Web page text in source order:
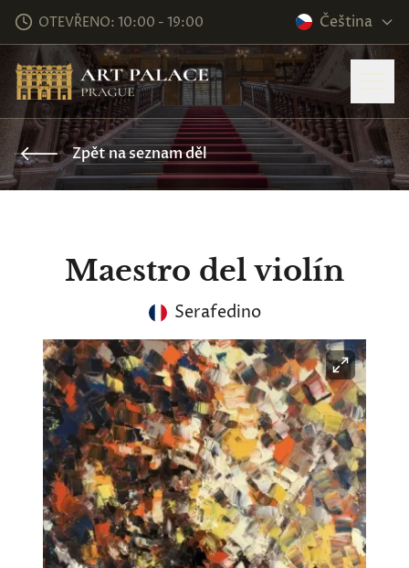
OTEVŘENO: 10:00 - 19:00 Čeština
Zpět na seznam děl
Maestro del violín
Serafedino